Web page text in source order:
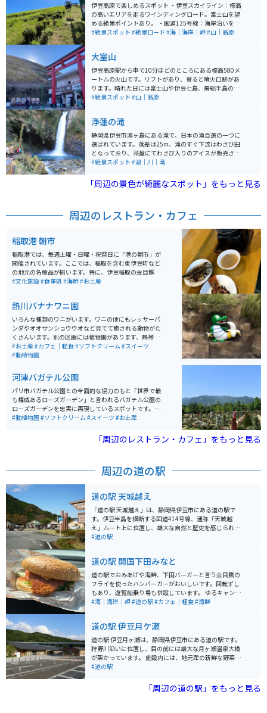
伊豆高原で楽しめるスポット ・伊豆スカイライン：標高
の高いエリアを走るワインディングロード。富士山を望
める絶景ポイントあり。 ・国道135号線：海岸沿いを走
るルート。熱海、伊東を経由し、海と山の景観を楽しめ
点のスポット。 ・大室山：標高580mの火山。リフトで
山頂まで行ける、山頂から360度のパノラマビュー（相
模湾、伊豆七島、富士山など）、すり鉢状の地形と遊歩
道があり、散策が楽しめる。 ・美術館：伊豆テディベ
ア・ミュージアム：テディベアの展示、伊豆ガラスと工
ャンビューのカフェが多く、海を眺めながら過ごせる。
・温泉：赤沢温泉郷：源泉かけ流しの温泉施設・高原の
湯：露天風呂から海を眺められる温泉。 上記の通り、伊
豆高原には絶景スポット、ツーリング向けのルート、温
泉、美術館、カフェなど、多様な楽しみ方ができるスポ
ットが揃っています。
#絶景スポット #絶景ロード #海｜海岸｜岬#山｜高原
大室山
伊豆高原駅から車で10分ほどのところにある標高580メ
ートルの火山です。リフトがあり、登ると噴火口跡があ
ります。晴れた日には富士山や伊豆七島、房総半島の絶
景を見る事ができます。 リフト乗車料金は往復で大人70
おくと良いです。自家用車500台は駐車できる大きな駐
車場があります。
#絶景スポット #山｜高原
浄蓮の滝
静岡県伊豆市湯ヶ島にある滝で、日本の滝百選の一つに
選ばれています。落差は25m、滝のすぐ下流はわさび田
となっており、茶屋にてわさび入りのアイスが販売され
ています。入り口となっている観光施設は広めの駐車場
工品や地酒など名産品が多数あります。
#絶景スポット #湖｜川｜滝
「周辺の景色が綺麗なスポット」をもっと見る
周辺のレストラン・カフェ
稲取港 朝市
稲取港では、毎週土曜・日曜・祝祭日に「港の朝市」が
開催されています。ここでは、稲取を含む東伊豆町など
の地元の名産品が揃います。特に、伊豆稲取の金目鯛な
どの焼き魚や釜飯は安く食べられます。 また、野菜や果
0〜12:00で、あら汁などは無料で提供されています。
#文化施設#食事処 #海鮮#お土産
熱川バナナワニ園
いろんな種類のワニがいます。ワニの他にもレッサーパ
ンダやオオサンショウウオなど見てて癒される動物がた
くさんいます。別の区画には植物園があります、熱帯植
物のため全て温室ハウス内です。大きなスペースに多く
のハス池が設置されておりとても綺麗です。他にも珍し
はバナナが使われていてどれも美味しいです。マスコッ
トであるワニのお土産グッズも絶妙なデザインで欲しく
なります。少し時間のある際の暇つぶしとしてピッタリ
な場所です。
#お土産#カフェ｜軽食#ソフトクリーム#スイーツ
#動植物園
河津バガテル公園
パリ市バガテル公園との全面的な協力のもと「世界で最
も権威あるローズガーデン」と言われるバガテル公園の
ローズガーデンを忠実に再現しているスポットです。3ヘ
クタールのバラ園には1100種類、6000本以上のバラが
しさを一望できる眺望塔のキオスクもあります。 また、
バガテル公園のランドマーク的な建築物であるオランジ
も季節に応じて見ごろを迎えます。整然とした庭園は、
となっています。
#動植物園#ソフトクリーム#スイーツ #お土産
「周辺のレストラン・カフェ」をもっと見る
周辺の道の駅
道の駅 天城越え
「道の駅 天城越え」は、静岡県伊豆市にある道の駅で
す。伊豆半島を横断する国道414号線、通称「天城越
え」ルート上に位置し、雄大な自然と歴史を感じられる
スポットです。 道の駅には、地元産の新鮮な野菜や果物
肉を使った料理が味わえる食事処があります。名物の
「猪鍋うどん」は、寒い季節にぴったりで、バイクツー
リングで冷えた体を温めてくれます。 周辺には、石川さ
ゆりさんのヒット曲で知られる「天城トンネル」や、全
長4kmにも及ぶ遊歩道が整備された「浄蓮の滝」など、
光案内所もあり、ツーリングの休憩にも最適です。 バイ
クで訪れる際は、天城越えのワインディングロードは急
カーブやアップダウンが続くので、走行には注意が必要
です。駐車場は広く、バイク専用のスペースも確保され
ています。
#道の駅
道の駅 開国下田みなと
道の駅でおみあげや海鮮、下田バーガーと言う金目鯛の
フライを使ったハンバーガーがおいしいです。回転ずし
もあり、遊覧船乗り場も併設しています。 ゆるキャン△
でもリンちゃんが寄っていて有名になりました。 駐車場
#海｜海岸｜岬#道の駅#カフェ｜軽食#海鮮
道の駅 伊豆月ケ瀬
道の駅 伊豆月ヶ瀬は、静岡県伊豆市にある道の駅です。
狩野川沿いに位置し、目の前には雄大な月ヶ瀬温泉大橋
が架かっています。 施設内には、地元産の新鮮な野菜や
果物を販売する農産物直売所や、伊豆の特産品を扱うお
使った蕎麦や猪鍋などが楽しめます。 また、道の駅 伊豆
月ヶ瀬は、バイクツーリングの拠点としても人気があり
#道の駅
「周辺の道の駅」をもっと見る